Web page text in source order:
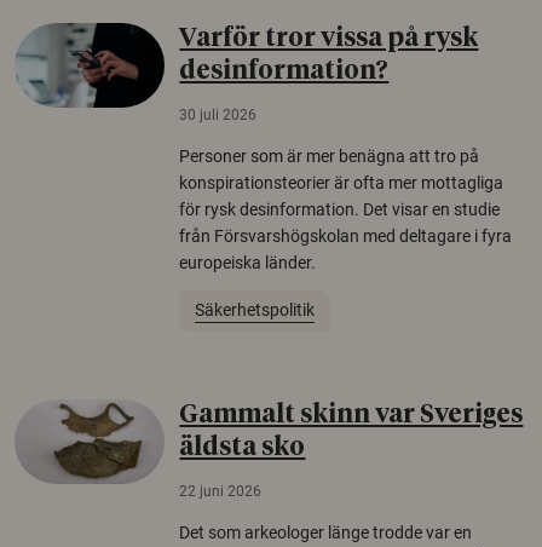
Varför tror vissa på rysk
desinformation?
30 juli 2026
Personer som är mer benägna att tro på
konspirationsteorier är ofta mer mottagliga
för rysk desinformation. Det visar en studie
från Försvarshögskolan med deltagare i fyra
europeiska länder.
Säkerhetspolitik
Gammalt skinn var Sveriges
äldsta sko
22 juni 2026
Det som arkeologer länge trodde var en